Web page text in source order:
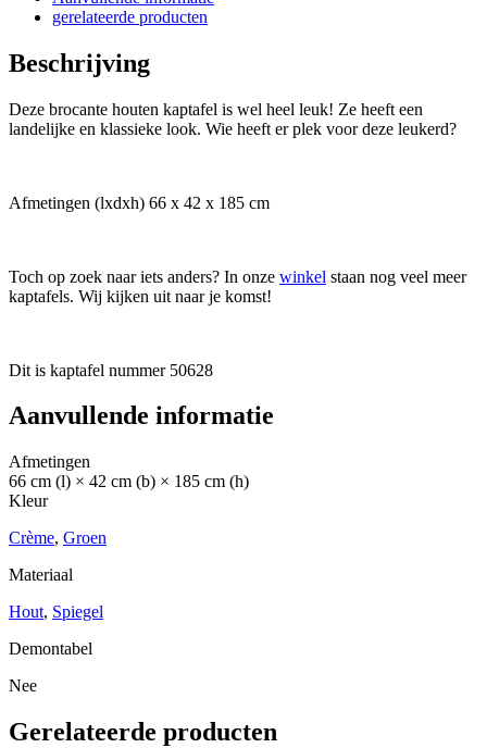
gerelateerde producten
Beschrijving
Deze brocante houten kaptafel is wel heel leuk! Ze heeft een
landelijke en klassieke look. Wie heeft er plek voor deze leukerd?
Afmetingen (lxdxh) 66 x 42 x 185 cm
Toch op zoek naar iets anders? In onze winkel staan nog veel meer
kaptafels. Wij kijken uit naar je komst!
Dit is kaptafel nummer 50628
Aanvullende informatie
Afmetingen
66 cm (l) × 42 cm (b) × 185 cm (h)
Kleur
Crème, Groen
Materiaal
Hout, Spiegel
Demontabel
Nee
Gerelateerde producten